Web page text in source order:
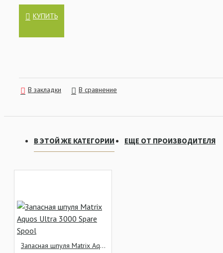
- Лесоемкость (мм/м): 0.37/100
КУПИТЬ
В закладки В сравнение
В ЭТОЙ ЖЕ КАТЕГОРИИ ЕЩЕ ОТ ПРОИЗВОДИТЕЛЯ
Запасная шпуля Matrix Aquos Ultra 3000 Spare Spool